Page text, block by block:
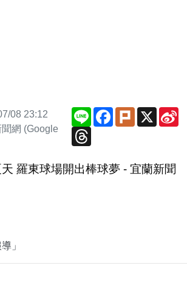
08 23:12
網 (Google
Line Facebook
PlurkX
Threads
羅東球場開出棒球夢 - 宜蘭新聞
」